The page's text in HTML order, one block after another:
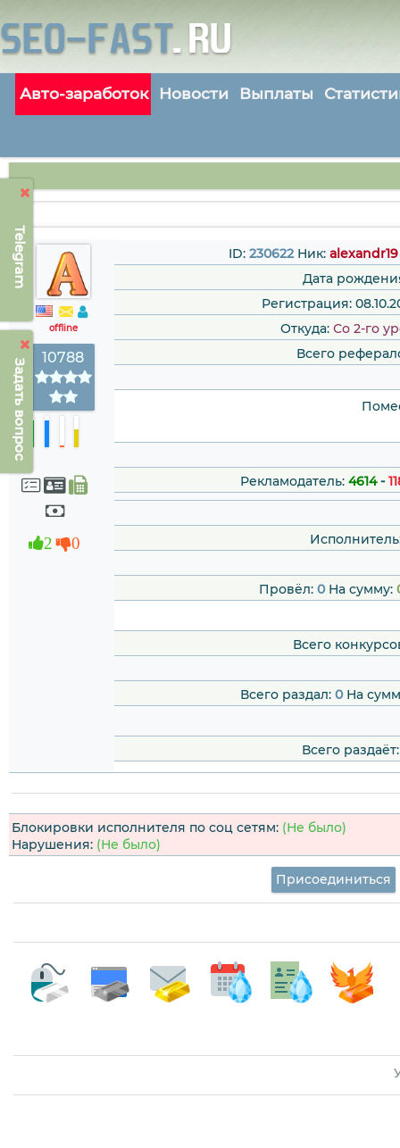
Telegram
Задать вопрос
Авто-заработок Новости Выплаты
offline
10788
2 0
ID: 230622Ник: alexandr19
Дата
Регистрация:
Откуда: Со 2-го
Всего
Рекламодатель: 4614-
Провёл: 0На сумму:
Всего
Всего раздал: 0На
Всего
Блокировки исполнителя по соц сетям: (Не было)
Нарушения: (Не было)
Присоединиться